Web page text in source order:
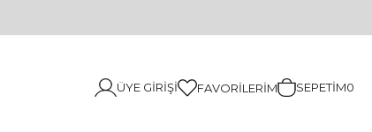
ÜYE GIRIŞI FAVORILERIM SEPETIM0